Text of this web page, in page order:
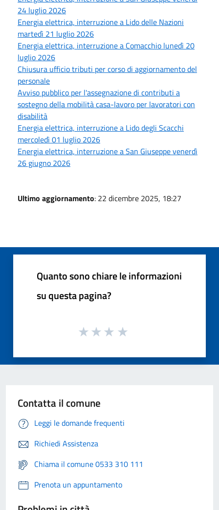
24 luglio 2026
Energia elettrica, interruzione a Lido delle Nazioni
martedì 21 luglio 2026
Energia elettrica, interruzione a Comacchio lunedì 20
luglio 2026
Chiusura ufficio tributi per corso di aggiornamento del
personale
Avviso pubblico per l'assegnazione di contributi a
sostegno della mobilità casa-lavoro per lavoratori con
disabilità
Energia elettrica, interruzione a Lido degli Scacchi
mercoledì 01 luglio 2026
Energia elettrica, interruzione a San Giuseppe venerdì
26 giugno 2026
Ultimo aggiornamento: 22 dicembre 2025, 18:27
Quanto sono chiare le informazioni
su questa pagina?
Contatta il comune
Leggi le domande frequenti
Richiedi Assistenza
Chiama il comune 0533 310 111
Prenota un appuntamento